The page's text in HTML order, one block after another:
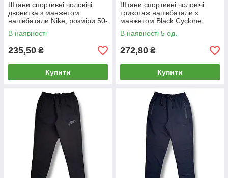
Штани спортивні чоловічі
двонитка з манжетом
напівбатали Nike, розміри 50-
58, темно-сині, 2201
В наявності
235,50 ₴
Купити
Штани спортивні чоловічі
трикотаж напівбатали з
манжетом Black Cyclone,
розміри 3XL-7XL, сині, 6019
В наявності 5 од.
272,80 ₴
Купити